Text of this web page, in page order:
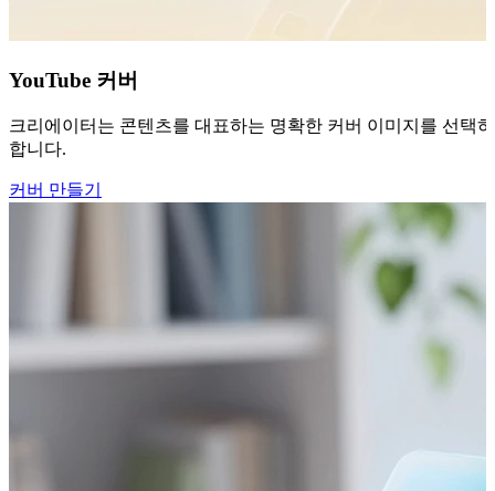
YouTube 커버
크리에이터는 콘텐츠를 대표하는 명확한 커버 이미지를 선택
합니다.
커버 만들기